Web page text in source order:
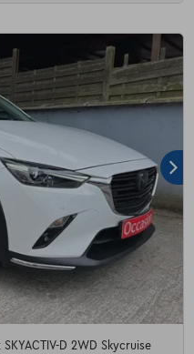
D 2WD Skycruise